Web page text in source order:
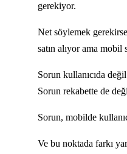
gerekiyor.
Net söylemek
satın alıyor ama mobil
Sorun kullanıcıda
Sorun rekabette de
Sorun, mobilde
Ve bu noktada farkı